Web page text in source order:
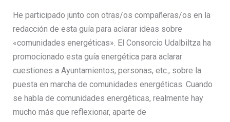
He participado junto con otras/os compañeras/os en la
redacción de esta guía para aclarar ideas sobre
«comunidades energéticas». El Consorcio Udalbiltza ha
promocionado esta guía energética para aclarar
cuestiones a Ayuntamientos, personas, etc., sobre la
puesta en marcha de comunidades energéticas. Cuando
se habla de comunidades energéticas, realmente hay
mucho más que reflexionar, aparte de